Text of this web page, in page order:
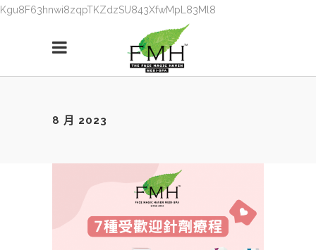
Kgu8F63hnwi8zqpTKZdzSU843XfwMpL83Ml8
8 月 2023